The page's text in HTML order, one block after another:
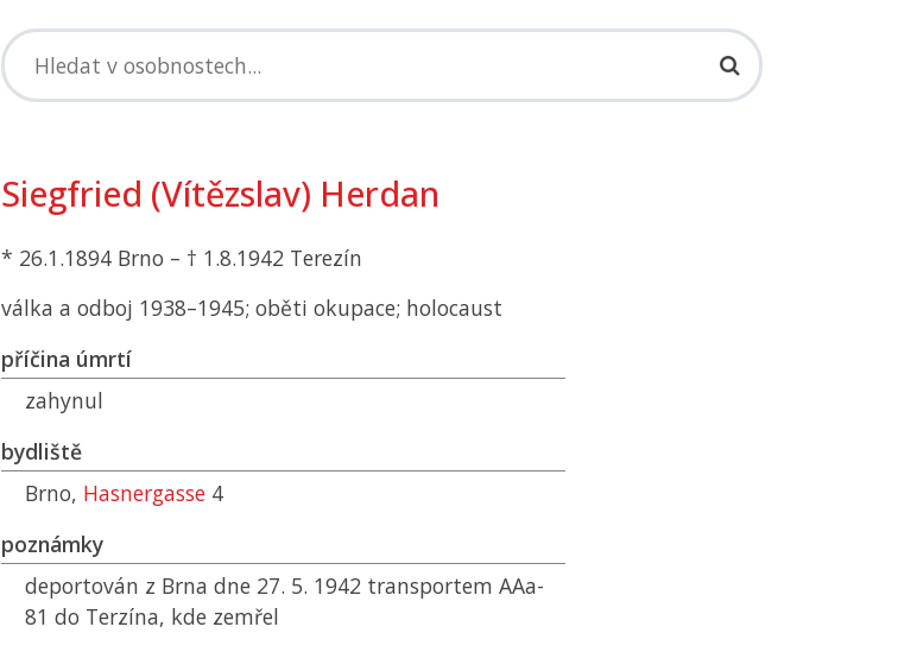
Siegfried (Vítězslav) Herdan
* 26.1.1894 Brno – † 1.8.1942 Terezín
válka a odboj 1938–1945; oběti okupace; holocaust
příčina úmrtí
zahynul
bydliště
Brno, Hasnergasse 4
poznámky
deportován z Brna dne 27. 5. 1942 transportem AAa-
81 do Terzína, kde zemřel